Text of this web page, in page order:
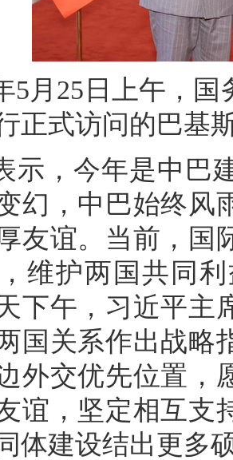
5月25日上午，
正式访问的巴基
示，今年是中巴
幻，中巴始终风
友谊。当前，国
维护两国共同
下午，习近平主
国关系作出战略
外交优先位置，
谊，坚定相互支
体建设结出更多